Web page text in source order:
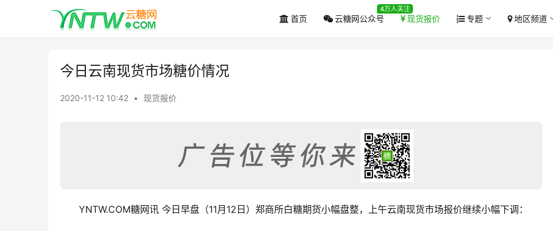
首页 云糖网公众号
4万人关注
现货报价 专题 地区频道
今日云南现货市场糖价情况
2020-11-12 10:42 • 现货报价
YNTW.COM糖网讯 今日早盘（11月12日）郑商所白糖期货小幅盘整，上午云南现货市场报价继续小幅下调：